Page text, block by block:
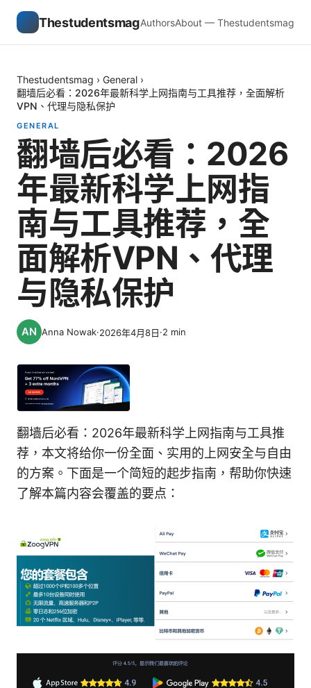
ThestudentsmagAuthorsAbout — Thestudentsmag
Thestudentsmag › General ›
翻墙后必看：2026年最新科学上网指南与工具推荐，全面解析
VPN、代理与隐私保护
GENERAL
翻墙后必看：2026
年最新科学上网指
南与工具推荐，全
面解析VPN、代理
与隐私保护
Anna Nowak·2026年4月8日·2 min
翻墙后必看：2026年最新科学上网指南与工具推
荐，本文将给你一份全面、实用的上网安全与自由
的方案。下面是一个简短的起步指南，帮助你快速
了解本篇内容会覆盖的要点：